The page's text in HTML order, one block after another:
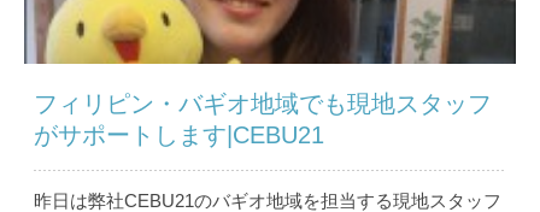
フィリピン・バギオ地域でも現地スタッフ
がサポートします|CEBU21
昨日は弊社CEBU21のバギオ地域を担当する現地スタッフ